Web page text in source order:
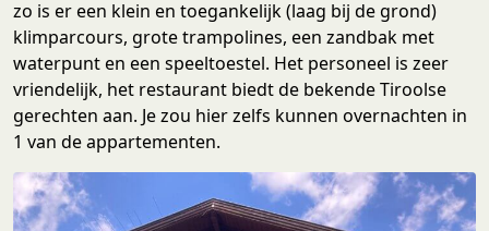
zo is er een klein en toegankelijk (laag bij de grond)
klimparcours, grote trampolines, een zandbak met
waterpunt en een speeltoestel. Het personeel is zeer
vriendelijk, het restaurant biedt de bekende Tiroolse
gerechten aan. Je zou hier zelfs kunnen overnachten in
1 van de appartementen.